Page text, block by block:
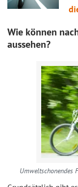
Wie können
aussehen?
Umweltschonendes